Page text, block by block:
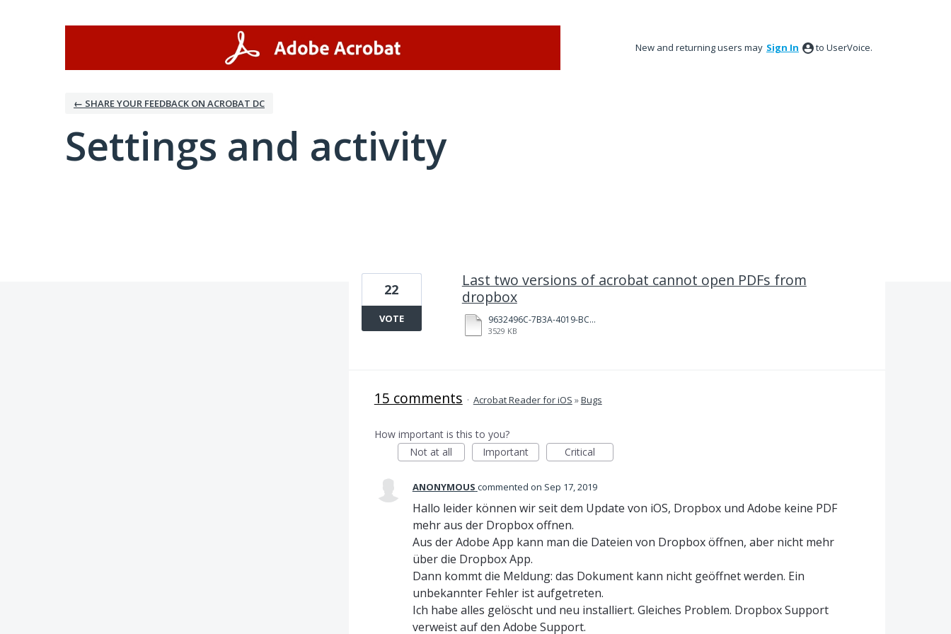
New and returning users may Sign In to UserVoice.
← SHARE YOUR FEEDBACK ON ACROBAT DC
Settings and activity
Last two versions of acrobat cannot open PDFs from
dropbox
9632496C-7B3A-4019-BCCF-11A87BA02B17.MOV
3529 KB
22
VOTE
15 comments · Acrobat Reader for iOS »Bugs
How important is this to you?
Not at all
Important Critical
ANONYMOUS commented Sep 17, 2019
Hallo leider können wir seit dem Update von iOS, Dropbox und Adobe keine PDF
mehr aus der Dropbox offnen.
Aus der Adobe App kann man die Dateien von Dropbox öffnen, aber nicht mehr
über die Dropbox App.
Dann kommt die Meldung: das Dokument kann nicht geöffnet werden. Ein
unbekannter Fehler ist aufgetreten.
Ich habe alles gelöscht und neu installiert. Gleiches Problem. Dropbox Support
verweist auf den Adobe Support.